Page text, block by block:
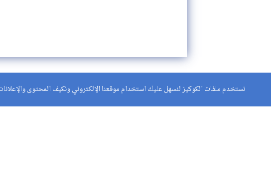
نستخدم ملفات الكوكيز لنسهل عليك استخدام موقعنا الإلكتروني ونكيف المحتوى